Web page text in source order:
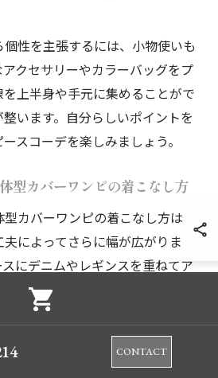
性を主張するには、小物使いも
クセサリーやカラーバッグをプ
上半身や手元に集めることがで
います。自分らしいポイントを
スコーデを楽しみましょう。
型カバーワンピの着こなし方
カバーワンピの着こなし方は、
によってさらに幅が広がりま
にデニムやレギンスを重ねてア
ことで、下半身のラインをカバー
できます。特に20代から50代ま
には夏向けのリネンシャツや薄手
CONTACT